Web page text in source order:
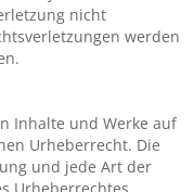
nicht
werden
Inhalte und Werke auf
Urheberrecht. Die
und jede Art der